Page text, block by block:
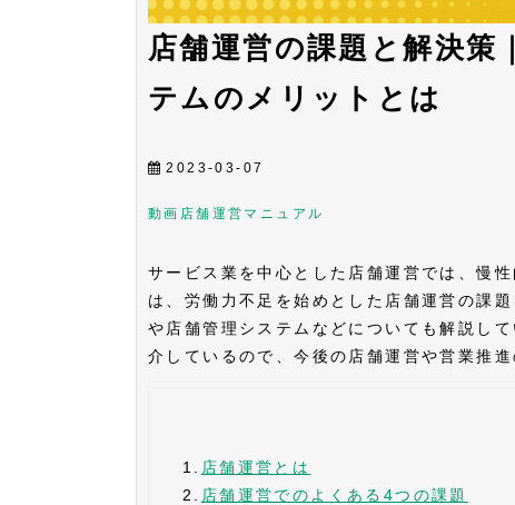
店舗運営の課題と解決策
テムのメリットとは
2023-03-07
動画 店舗運営 マニュアル
サービス業を中心とした店舗運営では、慢
は、労働力不足を始めとした店舗運営の課
や店舗管理システムなどについても解説し
介しているので、今後の店舗運営や営業推進
1.
店舗運営とは
2.
店舗運営でのよくある4つの課題